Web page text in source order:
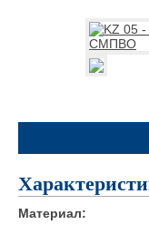
Материал: